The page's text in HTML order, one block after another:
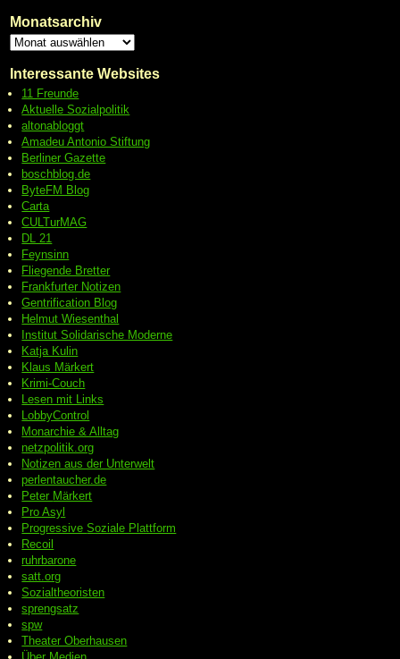
Monatsarchiv
Interessante Websites
11 Freunde
Aktuelle Sozialpolitik
altonabloggt
Amadeu Antonio Stiftung
Berliner Gazette
boschblog.de
ByteFM Blog
Carta
CULTurMAG
DL 21
Feynsinn
Fliegende Bretter
Frankfurter Notizen
Gentrification Blog
Helmut Wiesenthal
Institut Solidarische Moderne
Katja Kulin
Klaus Märkert
Krimi-Couch
Lesen mit Links
LobbyControl
Monarchie & Alltag
netzpolitik.org
Notizen aus der Unterwelt
perlentaucher.de
Peter Märkert
Pro Asyl
ProgressiveSoziale Plattform
Recoil
ruhrbarone
satt.org
Sozialtheoristen
sprengsatz
spw
Theater Oberhausen